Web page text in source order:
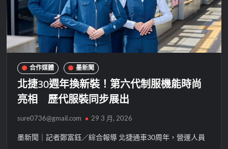
合作媒體 墨新聞
北捷30週年換新裝！第六代制服機能時尚
亮相 歷代服裝同步展出
sure0736@gmail.com 29 3 月, 2026
墨新聞｜記者鄭富鈺／綜合報導 北捷通車30周年，營運人員